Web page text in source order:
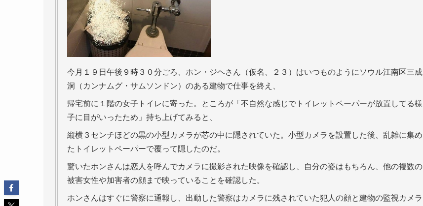
今月１９日午後９時３０分ごろ、ホン・ジヘさん（仮名、２３）はいつものようにソウル江南区三成
洞（カンナムグ・サムソンドン）のある建物で仕事を終え、
帰宅前に１階の女子トイレに寄った。ところが「不自然な感じでトイレットペーパーが放置してる様
子に目がいったため」持ち上げてみると、
縦横３センチほどの黒の小型カメラが芯の中に隠されていた。小型カメラを設置した後、乱雑に集め
たトイレットペーパーで覆って隠したのだ。
驚いたホンさんは恋人を呼んでカメラに撮影された映像を確認し、自分の姿はもちろん、他の複数の
被害女性や加害者の顔まで映っていることを確認した。
ホンさんはすぐに警察に通報し、出動した警察はカメラに残されていた犯人の顔と建物の監視カメラ